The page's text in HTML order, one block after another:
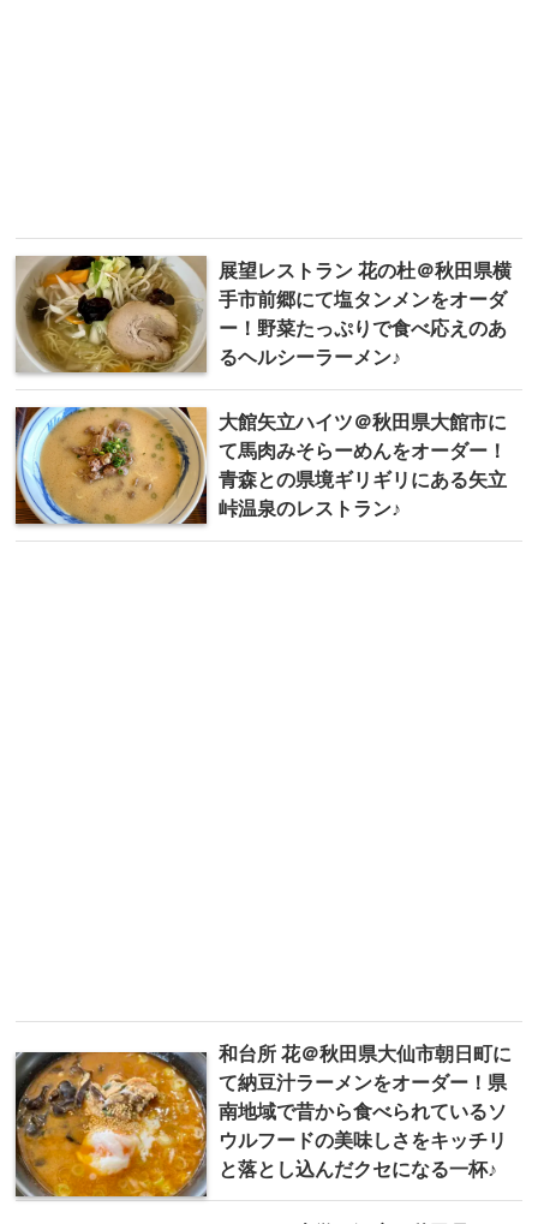
展望レストラン 花の杜＠秋田県横
手市前郷にて塩タンメンをオーダ
ー！野菜たっぷりで食べ応えのあ
るヘルシーラーメン♪
大館矢立ハイツ＠秋田県大館市に
て馬肉みそらーめんをオーダー！
青森との県境ギリギリにある矢立
峠温泉のレストラン♪
和台所 花＠秋田県大仙市朝日町に
て納豆汁ラーメンをオーダー！県
南地域で昔から食べられているソ
ウルフードの美味しさをキッチリ
と落とし込んだクセになる一杯♪